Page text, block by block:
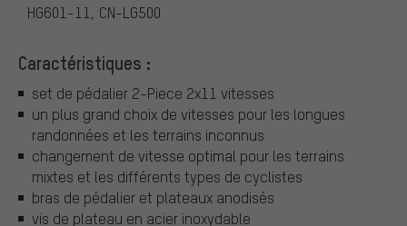
HG601-11, CN-LG500
Caractéristiques :
set de pédalier 2-Piece 2x11 vitesses
un plus grand choix de vitesses pour les longues
randonnées et les terrains inconnus
changement de vitesse optimal pour les terrains
mixtes et les différents types de cyclistes
bras de pédalier et plateaux anodisés
vis de plateau en acier inoxydable